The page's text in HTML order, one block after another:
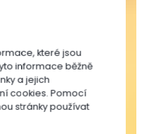
které jsou
informace běžně
a jejich
cookies. Pomocí
stránky používat